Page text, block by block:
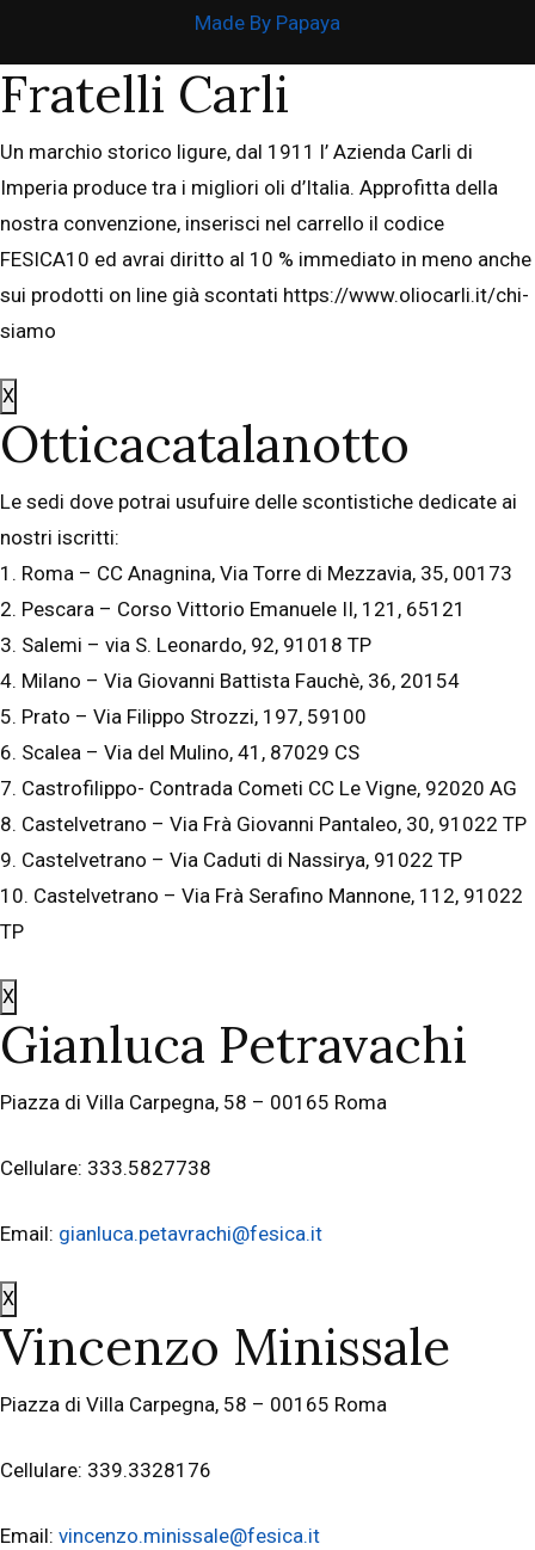
Made By Papaya
Fratelli Carli
Un marchio storico ligure, dal 1911 l’ Azienda Carli di
Imperia produce tra i migliori oli d’Italia. Approfitta della
nostra convenzione, inserisci nel carrello il codice
FESICA10 ed avrai diritto al 10 % immediato in meno anche
sui prodotti on line già scontati https://www.oliocarli.it/chi-
siamo
X
Otticacatalanotto
Le sedi dove potrai usufuire delle scontistiche dedicate ai
nostri iscritti:
1. Roma – CC Anagnina, Via Torre di Mezzavia, 35, 00173
2. Pescara – Corso Vittorio Emanuele II, 121, 65121
3. Salemi – via S. Leonardo, 92, 91018 TP
4. Milano – Via Giovanni Battista Fauchè, 36, 20154
5. Prato – Via Filippo Strozzi, 197, 59100
6. Scalea – Via del Mulino, 41, 87029 CS
7. Castrofilippo- Contrada Cometi CC Le Vigne, 92020 AG
8. Castelvetrano – Via Frà Giovanni Pantaleo, 30, 91022 TP
9. Castelvetrano – Via Caduti di Nassirya, 91022 TP
10. Castelvetrano – Via Frà Serafino Mannone, 112, 91022
TP
X
Gianluca Petravachi
Piazza di Villa Carpegna, 58 – 00165 Roma
Cellulare: 333.5827738
Email: gianluca.petavrachi@fesica.it
X
Vincenzo Minissale
Piazza di Villa Carpegna, 58 – 00165 Roma
Cellulare: 339.3328176
Email: vincenzo.minissale@fesica.it